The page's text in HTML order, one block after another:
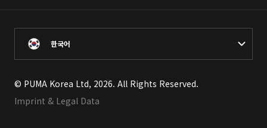
한국어
© PUMA Korea Ltd, 2026. All Rights Reserved.
Imprint & Legal Data